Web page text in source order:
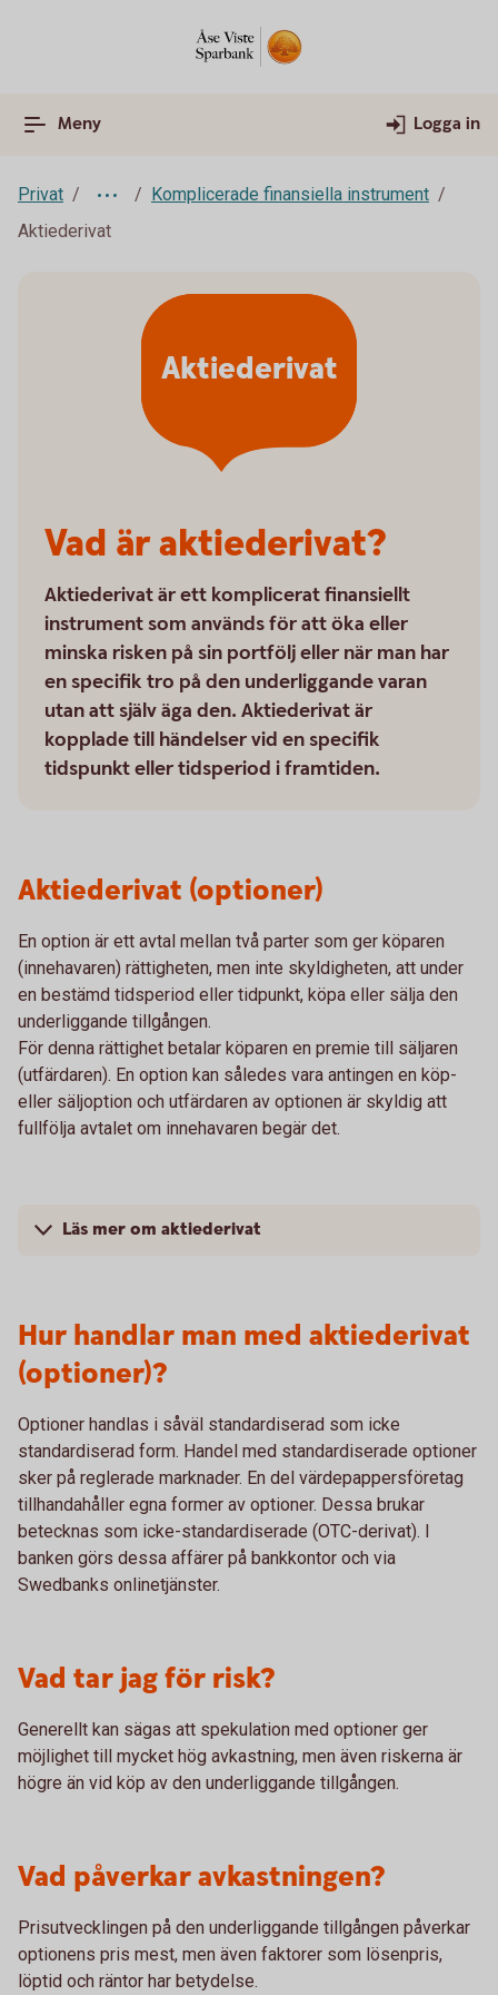
Meny Logga in
Privat
Komplicerade finansiella instrument
Aktiederivat
Vad är aktiederivat?
Aktiederivat är ett komplicerat finansiellt
instrument som används för att öka eller
minska risken på sin portfölj eller när man har
en specifik tro på den underliggande varan
utan att själv äga den. Aktiederivat är
kopplade till händelser vid en specifik
tidspunkt eller tidsperiod i framtiden.
Aktiederivat
Aktiederivat (optioner)
En option är ett avtal mellan två parter som ger köparen
(innehavaren) rättigheten, men inte skyldigheten, att under
en bestämd tidsperiod eller tidpunkt, köpa eller sälja den
underliggande tillgången.
För denna rättighet betalar köparen en premie till säljaren
(utfärdaren). En option kan således vara antingen en köp-
eller säljoption och utfärdaren av optionen är skyldig att
fullfölja avtalet om innehavaren begär det.
Läs mer om aktiederivat
Hur handlar man med aktiederivat
(optioner)?
Optioner handlas i såväl standardiserad som icke
standardiserad form. Handel med standardiserade optioner
sker på reglerade marknader. En del värdepappersföretag
tillhandahåller egna former av optioner. Dessa brukar
betecknas som icke-standardiserade (OTC-derivat). I
banken görs dessa affärer på bankkontor och via
Swedbanks onlinetjänster.
Vad tar jag för risk?
Generellt kan sägas att spekulation med optioner ger
möjlighet till mycket hög avkastning, men även riskerna är
högre än vid köp av den underliggande tillgången.
Vad påverkar avkastningen?
Prisutvecklingen på den underliggande tillgången påverkar
optionens pris mest, men även faktorer som lösenpris,
löptid och räntor har betydelse.